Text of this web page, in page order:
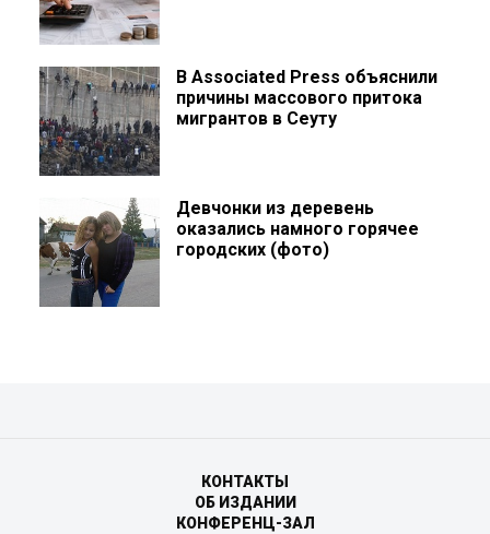
В Associated Press объяснили
причины массового притока
мигрантов в Сеуту
Девчонки из деревень
оказались намного горячее
городских (фото)
КОНТАКТЫ
ОБ ИЗДАНИИ
КОНФЕРЕНЦ-ЗАЛ